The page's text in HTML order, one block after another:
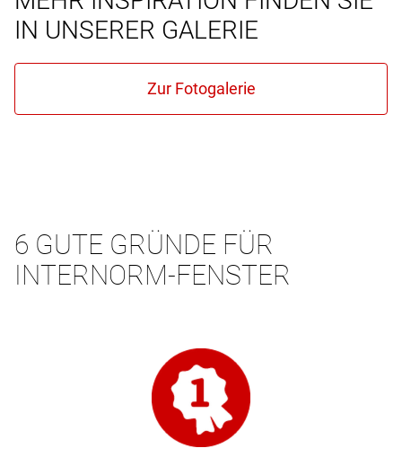
IN UNSERER GALERIE
6 GUTE GRÜNDE FÜR
INTERNORM-FENSTER